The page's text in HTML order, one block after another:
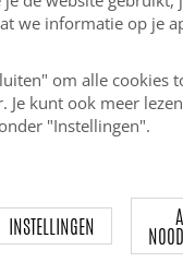
149.99 €
we informatie op je
om alle cookies
Je kunt ook meer
"Instellingen".
INSTELLINGEN